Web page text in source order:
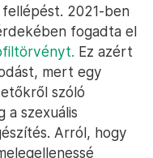
2021-ben
fogadta el
Ez azért
mert egy
szóló
a szexuális
Arról, hogy